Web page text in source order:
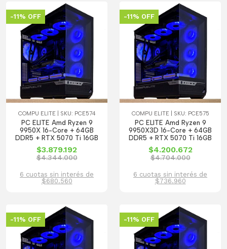
-11% OFF
COMPU ELITE | SKU: PCE574
PC ELITE Amd Ryzen 9
9950X 16-Core + 64GB
DDR5 + RTX 5070 Ti 16GB
$3.879.192
$4.344.000
6 cuotas sin interés de
$680.560
-11% OFF
COMPU ELITE | SKU: PCE575
PC ELITE Amd Ryzen 9
9950X3D 16-Core + 64GB
DDR5 + RTX 5070 Ti 16GB
$4.200.672
$4.704.000
6 cuotas sin interés de
$736.960
-11% OFF -11% OFF